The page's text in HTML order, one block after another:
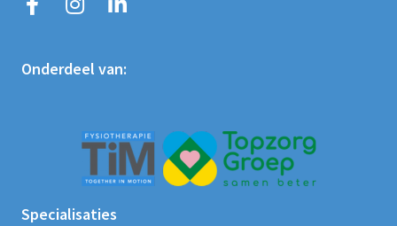
Onderdeel van:
Specialisaties